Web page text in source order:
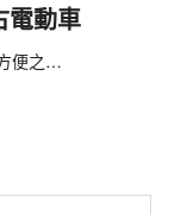
電動車
便之…